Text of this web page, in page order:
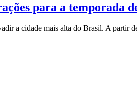
para a temporada
a cidade mais alta do Brasil. A partir